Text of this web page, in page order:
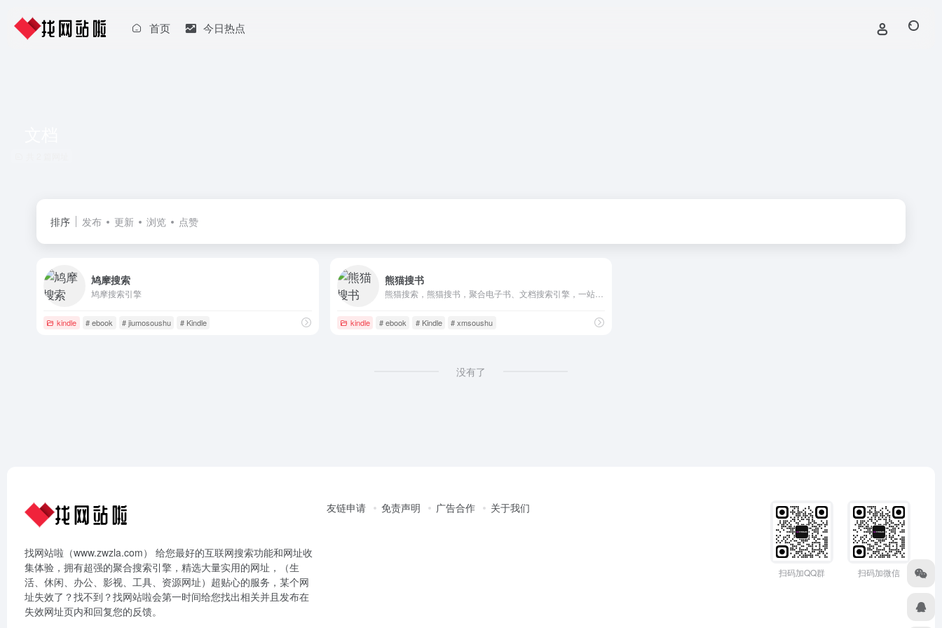
首页 今日热点
排序 发布 更新 浏览 点赞
鸠摩搜索
鸠摩搜索引擎
kindle # ebook # jiumosoushu # Kindle
熊猫搜书
熊猫搜索，熊猫搜书，聚合电子书、文档搜索引擎，一站式搜索导航，方便快速导航搜索全网资源，读书学习必备导航站。
kindle # ebook # Kindle # xmsoushu
没有了
找网站啦（www.zwzla.com） 给您最好的互联网搜索功能和网址收
集体验，拥有超强的聚合搜索引擎，精选大量实用的网址，（生
活、休闲、办公、影视、工具、资源网址）超贴心的服务，某个网
址失效了？找不到？找网站啦会第一时间给您找出相关并且发布在
失效网址页内和回复您的反馈。
友链申请 免责声明 广告合作 关于我们
扫码加QQ群 扫码加微信